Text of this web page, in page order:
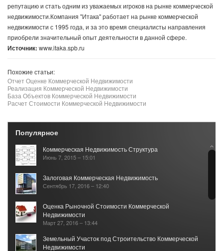
репутацию и стать одним из уважаемых игроков на рынке коммерческой
недвижимости.Компания "Итака" работает на рынке коммерческой
недвижимости с 1995 года, и за это время специалисты направления
приобрели значительный опыт деятельности в данной сфере.
Источник: www.itaka.spb.ru
Похожие статьи:
Отчет Оценке Коммерческой Недвижимости
Реализация Коммерческой Недвижимости
База Объектов Коммерческой Недвижимости
Расчет Стоимости Коммерческой Недвижимости
Популярное
Коммерческая Недвижимость Структура
Июнь 7, 2015 – 15:01
Залоговая Коммерческая Недвижимость
Сентябрь 17, 2016 – 12:40
Оценка Рыночной Стоимости Коммерческой
Недвижимости
Март 27, 2016 – 13:44
Земельный Участок под Строительство Коммерческой
Недвижимости